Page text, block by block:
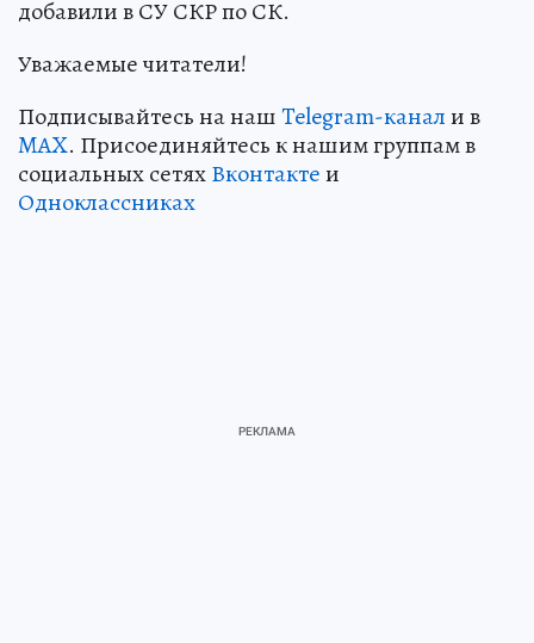
добавили в СУ СКР по СК.
Уважаемые читатели!
Подписывайтесь на нашTelegram-канали в
MAX. Присоединяйтесь к нашим группам в
социальных сетяхВконтактеи
Одноклассниках